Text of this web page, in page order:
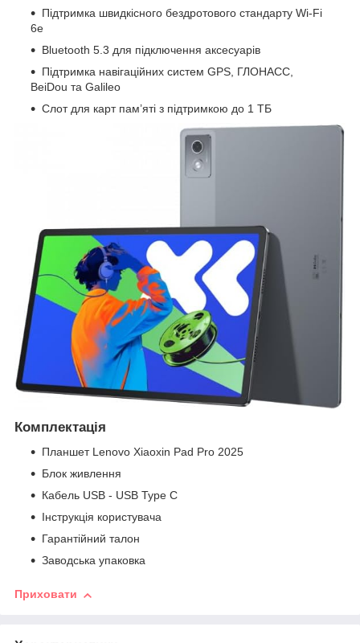
Підтримка швидкісного бездротового стандарту Wi-Fi
6e
Bluetooth 5.3 для підключення аксесуарів
Підтримка навігаційних систем GPS, ГЛОНАСС,
BeiDou та Galileo
Слот для карт пам’яті з підтримкою до 1 ТБ
Комплектація
Планшет Lenovo Xiaoxin Pad Pro 2025
Блок живлення
Кабель USB - USB Type C
Інструкція користувача
Гарантійний талон
Заводська упаковка
Приховати